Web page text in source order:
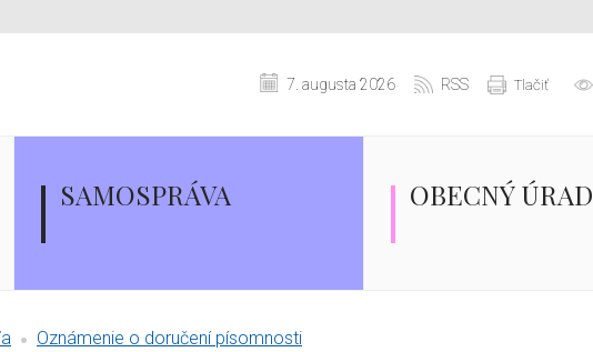
7. augusta 2026 RSS Tlačiť
SAMOSPRÁVA OBECNÝ ÚRAD
Oznámenie o doručení písomnosti